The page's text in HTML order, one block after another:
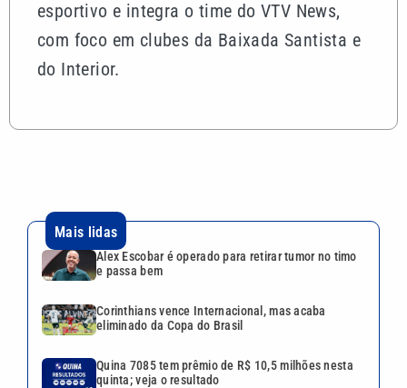
esportivo e integra o time do VTV News,
com foco em clubes da Baixada Santista e
do Interior.
Mais lidas
Alex Escobar é operado para retirar tumor no timo
e passa bem
Corinthians vence Internacional, mas acaba
eliminado da Copa do Brasil
Quina 7085 tem prêmio de R$ 10,5 milhões nesta
quinta; veja o resultado